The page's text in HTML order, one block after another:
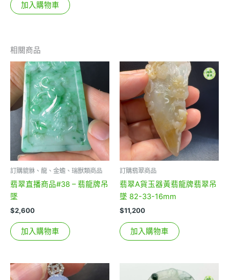
加入購物車
相關商品
訂購貔貅、龍、金蟾、瑞獸類商品
翡翠直播商品#38 – 翡龍牌吊
墜
$2,600
加入購物車
訂購翡翠商品
翡翠A貨玉器黃翡龍牌翡翠吊
墜 82-33-16mm
$11,200
加入購物車